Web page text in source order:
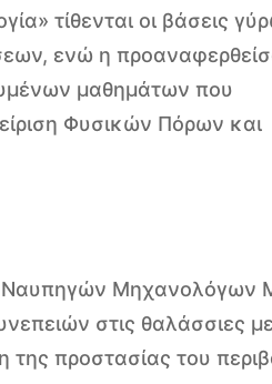
τίθενται οι βάσεις
ενώ η
μαθημάτων που
Φυσικών Πόρων και
Ναυπηγών Μηχανολόγων
στις θαλάσσιες
προστασίας του